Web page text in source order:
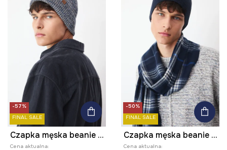
-57%
FINAL SALE
Czapka męska beanie melanżowa
Cena aktualna:
-50%
FINAL SALE
Czapka męska beanie prążkowana
Cena aktualna: